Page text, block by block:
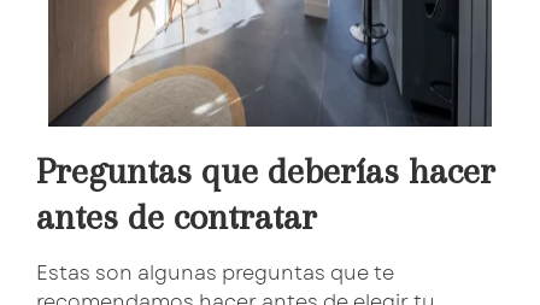
Preguntas que deberías hacer
antes de contratar
Estas son algunas preguntas que te